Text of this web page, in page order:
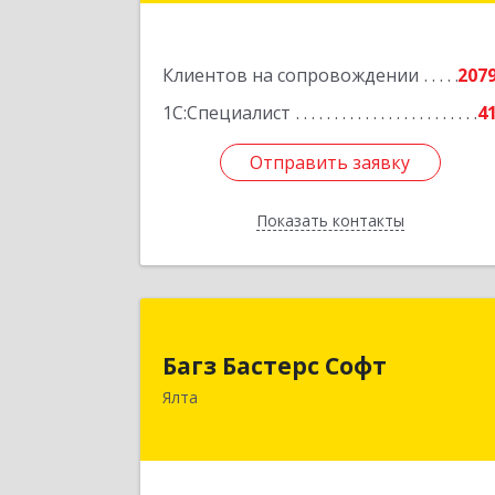
Клиентов на сопровождении
1С:Специалист
41
Отправить заявку
Показать контакты
Отправить заявку
Назад
Багз Бастерс Софт
Ялта
298603, Крым Респ, Ялта г, Свердлова